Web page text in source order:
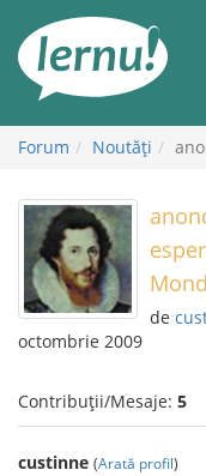
conținut
Forum Noutăţi
de
octombrie 2009
Contribuții/Mesaje: 5
custinne (Arată profil)